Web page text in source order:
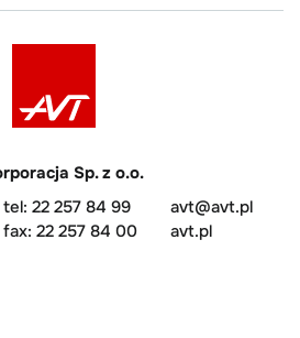
Sp. z o.o.
tel: 22 257 84 99
fax: 22 257 84 00
avt@avt.pl
avt.pl